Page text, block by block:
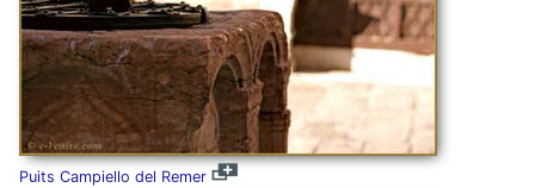
Puits Campiello del Remer